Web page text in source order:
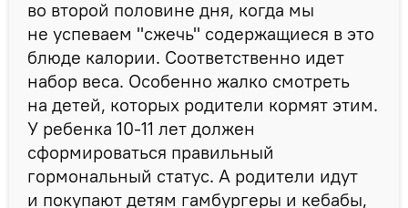
во второй половине дня, когда мы
не успеваем "сжечь" содержащиеся в это
блюде калории. Соответственно идет
набор веса. Особенно жалко смотреть
на детей, которых родители кормят этим.
У ребенка 10-11 лет должен
сформироваться правильный
гормональный статус. А родители идут
и покупают детям гамбургеры и кебабы,